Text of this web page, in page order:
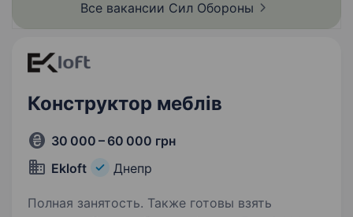
Все вакансии Сил Обороны
Конструктор меблів
30 000 – 60 000 грн
Ekloft
Днепр
Полная занятость. Также готовы взять